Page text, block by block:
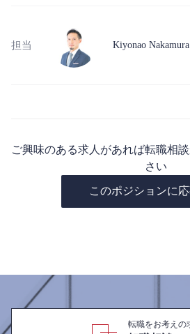
担当 Kiyonao Nakamura
ご興味のある求人があれば転職相
さい
このポジションに
転職をお考えの